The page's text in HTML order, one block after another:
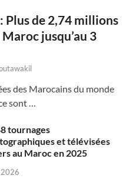
de 2,74 millions
jusqu’au 3
des Marocains du monde
sont …
tournages
et télévisées
au Maroc en 2025